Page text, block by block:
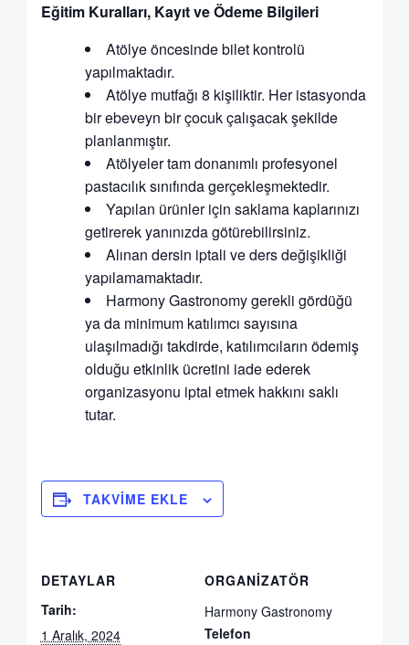
Eğitim Kuralları, Kayıt ve Ödeme Bilgileri
Atölye öncesinde bilet kontrolü
yapılmaktadır.
Atölye mutfağı 8 kişiliktir. Her istasyonda
bir ebeveyn bir çocuk çalışacak şekilde
planlanmıştır.
Atölyeler tam donanımlı profesyonel
pastacılık sınıfında gerçekleşmektedir.
Yapılan ürünler için saklama kaplarınızı
getirerek yanınızda götürebilirsiniz.
Alınan dersin iptali ve ders değişikliği
yapılamamaktadır.
Harmony Gastronomy gerekli gördüğü
ya da minimum katılımcı sayısına
ulaşılmadığı takdirde, katılımcıların ödemiş
olduğu etkinlik ücretini iade ederek
organizasyonu iptal etmek hakkını saklı
tutar.
TAKVIME EKLE
DETAYLAR
Tarih:
1 Aralık, 2024
ORGANIZATÖR
Harmony Gastronomy
Telefon